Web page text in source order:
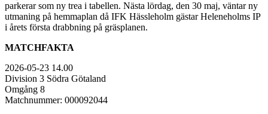
parkerar som ny trea i tabellen. Nästa lördag, den 30 maj, väntar ny
utmaning på hemmaplan då IFK Hässleholm gästar Heleneholms IP
i årets första drabbning på gräsplanen.
MATCHFAKTA
2026-05-23 14.00
Division 3 Södra Götaland
Omgång 8
Matchnummer: 000092044